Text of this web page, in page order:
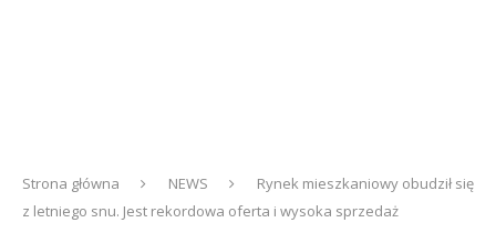
Strona główna NEWS
Rynek mieszkaniowy obudził się
z letniego snu. Jest rekordowa oferta i wysoka sprzedaż